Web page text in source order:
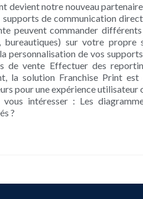
devient notre nouveau
de communication
peuvent commander
bureautiques) sur votre
personnalisation de vos
de vente Effectuer des
la solution Franchise Print
pour une expérience
intéresser : Les
?